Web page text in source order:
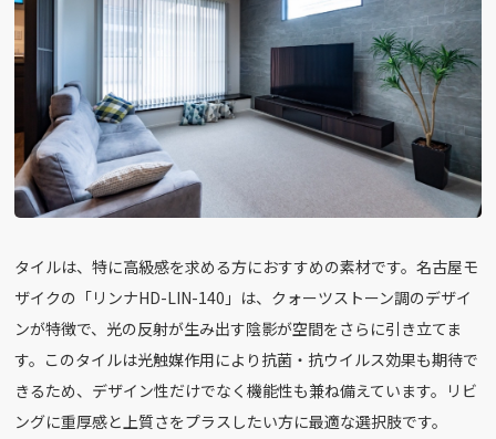
タイルは、特に高級感を求める方におすすめの素材です。名古屋モ
ザイクの「リンナHD-LIN-140」は、クォーツストーン調のデザイ
ンが特徴で、光の反射が生み出す陰影が空間をさらに引き立てま
す。このタイルは光触媒作用により抗菌・抗ウイルス効果も期待で
きるため、デザイン性だけでなく機能性も兼ね備えています。リビ
ングに重厚感と上質さをプラスしたい方に最適な選択肢です。